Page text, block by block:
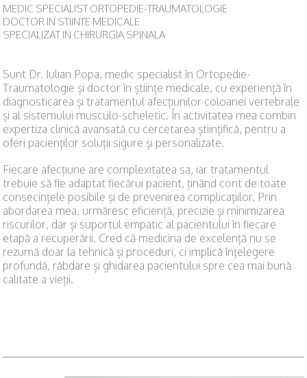
MEDIC SPECIALIST ORTOPEDIE-TRAUMATOLOGIE
DOCTOR IN STIINTE MEDICALE
SPECIALIZAT IN CHIRURGIA SPINALA
Sunt Dr. Iulian Popa, medic specialist în Ortopedie-
Traumatologie și doctor în științe medicale, cu experiență în
diagnosticarea și tratamentul afecțiunilor coloanei vertebrale
și al sistemului musculo-scheletic. În activitatea mea combin
expertiza clinică avansată cu cercetarea științifică, pentru a
oferi pacienților soluții sigure și personalizate.
Fiecare afecțiune are complexitatea sa, iar tratamentul
trebuie să fie adaptat fiecărui pacient, ținând cont de toate
consecințele posibile și de prevenirea complicațiilor. Prin
abordarea mea, urmăresc eficiență, precizie și minimizarea
riscurilor, dar și suportul empatic al pacientului în fiecare
etapă a recuperării. Cred că medicina de excelență nu se
rezumă doar la tehnică și proceduri, ci implică înțelegere
profundă, răbdare și ghidarea pacientului spre cea mai bună
calitate a vieții.